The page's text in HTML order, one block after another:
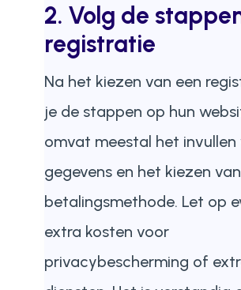
2. Volg de
registratie
Na het kiezen van een
je de stappen op hun
omvat meestal het invullen
gegevens en het kiezen
betalingsmethode. Let op
extra kosten voor
privacybescherming of